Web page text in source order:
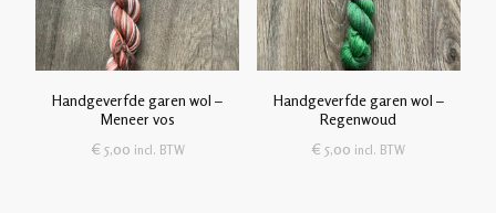
Handgeverfde garen wol –
Meneer vos
€ 5,00 incl. BTW
Handgeverfde garen wol –
Regenwoud
€ 5,00 incl. BTW